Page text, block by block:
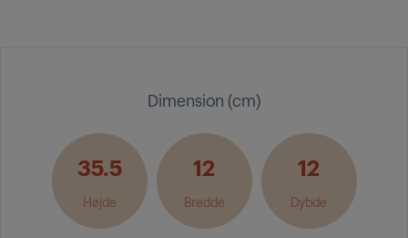
Dimension (cm)
35.5
Højde
12
Bredde
12
Dybde